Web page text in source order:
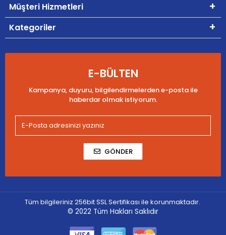
Müşteri Hizmetleri
Kategoriler
E-BÜLTEN
Kampanya, duyuru, bilgilendirmelerden e-posta ile
haberdar olmak istiyorum.
GÖNDER
Tüm bilgileriniz 256bit SSL Sertifikası ile korunmaktadır.
© 2022 Tüm Hakları Saklıdır